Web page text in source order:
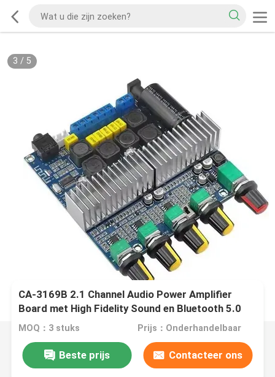
3 / 5
CA-3169B 2.1 Channel Audio Power Amplifier
Board met High Fidelity Sound en Bluetooth 5.0
MOQ：3 stuks Prijs：Onderhandelbaar
Beste prijs Contacteer ons